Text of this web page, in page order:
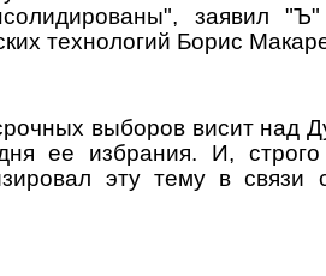
заявил
технологий Борис
выборов висит над
ее избрания. И,
эту тему в связи